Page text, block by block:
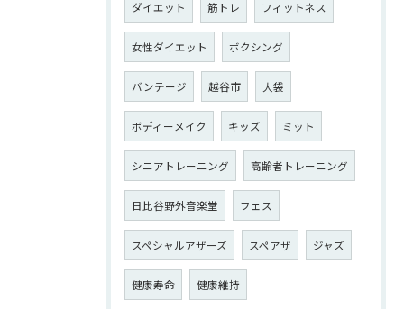
ダイエット 筋トレ フィットネス
女性ダイエット ボクシング
バンテージ 越谷市 大袋
ボディーメイク キッズ ミット
シニアトレーニング 高齢者トレーニング
日比谷野外音楽堂 フェス
スペシャルアザーズ スペアザ ジャズ
健康寿命 健康維持